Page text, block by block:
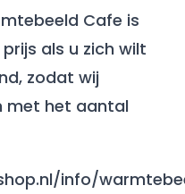
Cafe is
als u zich wilt
zodat wij
met het aantal
info/